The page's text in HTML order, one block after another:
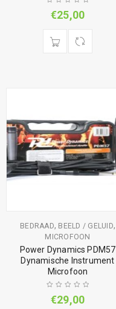
€25,00
BEDRAAD, BEELD / GELUID,
MICROFOON
Power Dynamics PDM57
Dynamische Instrument
Microfoon
€29,00